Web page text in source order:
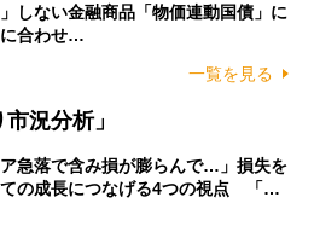
しない金融商品「物価連動国債」に
合わせ…
一覧を見る
況分析」
ア急落で含み損が膨らんで…」損失を
の成長につなげる4つの視点 「…